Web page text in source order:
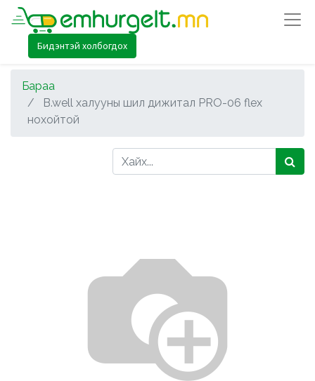
Бидэнтэй холбогдох
Бараа
B.well халууны шил дижитал PRO-06 flex
нохойтой